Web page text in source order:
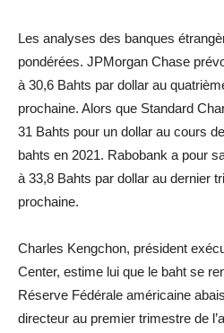
Les analyses des banques
pondérées. JPMorgan Chase
à 30,6 Bahts par dollar au
prochaine. Alors que Standard
31 Bahts pour un dollar au cours
bahts en 2021. Rabobank a pour
à 33,8 Bahts par dollar au dernier
prochaine.
Charles Kengchon, président
Center, estime lui que le baht se
Réserve Fédérale américaine
directeur au premier trimestre de